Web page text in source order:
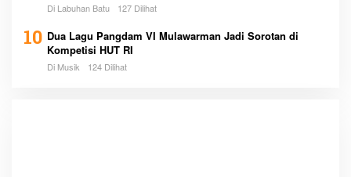
Di Labuhan Batu 127 Dilihat
10 Dua Lagu Pangdam VI Mulawarman Jadi Sorotan di
Kompetisi HUT RI
Di Musik 124 Dilihat